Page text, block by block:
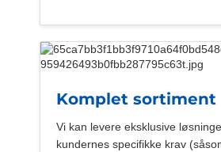
Komplet sortiment
Vi kan levere eksklusive
kundernes specifikke krav